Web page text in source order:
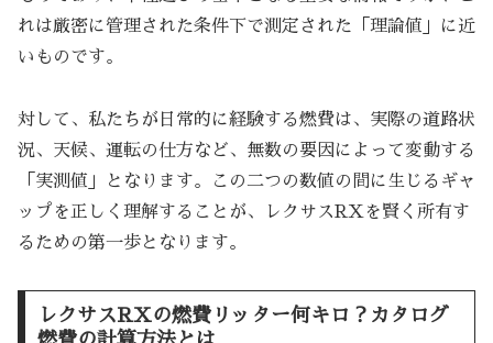
れは厳密に管理された条件下で測定された「理論値」に近
いものです。
対して、私たちが日常的に経験する燃費は、実際の道路状
況、天候、運転の仕方など、無数の要因によって変動する
「実測値」となります。この二つの数値の間に生じるギャ
ップを正しく理解することが、レクサスRXを賢く所有す
るための第一歩となります。
レクサスRXの燃費リッター何キロ？カタログ